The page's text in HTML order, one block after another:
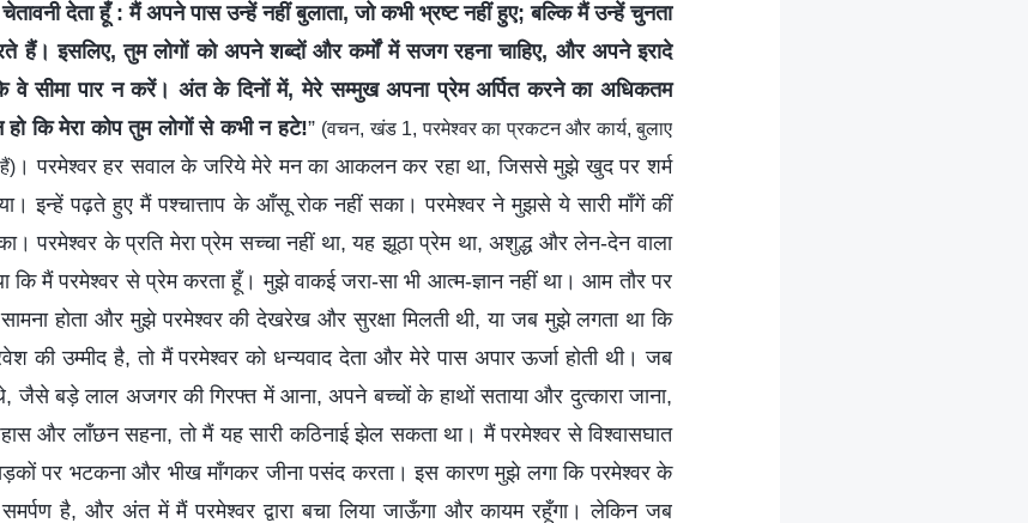
देता हूँ : मैं अपने पास उन्हें नहीं बुलाता, जो कभी भ्रष्‍ट नहीं हुए; बल्कि मैं उन्हें चुनता
हैं। इसलिए, तुम लोगों को अपने शब्दों और कर्मों में सजग रहना चाहिए, और अपने इरादे
वे सीमा पार न करें। अंत के दिनों में, मेरे सम्मुख अपना प्रेम अर्पित करने का अधिकतम
हो कि मेरा कोप तुम लोगों से कभी न हटे!” (वचन, खंड 1, परमेश्वर का प्रकटन और कार्य, बुलाए
। परमेश्वर हर सवाल के जरिये मेरे मन का आकलन कर रहा था, जिससे मुझे खुद पर शर्म
इन्हें पढ़ते हुए मैं पश्चात्ताप के आँसू रोक नहीं सका। परमेश्वर ने मुझसे ये सारी माँगें कीं
परमेश्वर के प्रति मेरा प्रेम सच्चा नहीं था, यह झूठा प्रेम था, अशुद्ध और लेन-देन वाला
कि मैं परमेश्वर से प्रेम करता हूँ। मुझे वाकई जरा-सा भी आत्म-ज्ञान नहीं था। आम तौर पर
होता और मुझे परमेश्वर की देखरेख और सुरक्षा मिलती थी, या जब मुझे लगता था कि
की उम्मीद है, तो मैं परमेश्वर को धन्यवाद देता और मेरे पास अपार ऊर्जा होती थी। जब
बड़े लाल अजगर की गिरफ्त में आना, अपने बच्चों के हाथों सताया और दुत्कारा जाना,
और लाँछन सहना, तो मैं यह सारी कठिनाई झेल सकता था। मैं परमेश्वर से विश्वासघात
पर भटकना और भीख माँगकर जीना पसंद करता। इस कारण मुझे लगा कि परमेश्वर के
है, और अंत में मैं परमेश्वर द्वारा बचा लिया जाऊँगा और कायम रहूँगा। लेकिन जब